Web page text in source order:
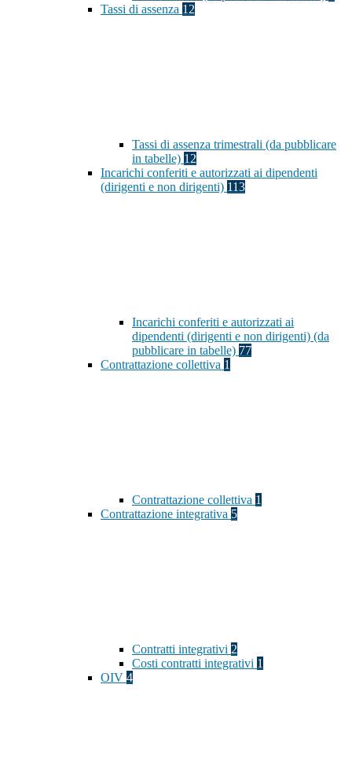
Tassi di assenza 12
Tassi di assenza trimestrali (da pubblicare
in tabelle) 12
Incarichi conferiti e autorizzati ai dipendenti
(dirigenti e non dirigenti) 113
Incarichi conferiti e autorizzati ai
dipendenti (dirigenti e non dirigenti) (da
pubblicare in tabelle) 77
Contrattazione collettiva 1
Contrattazione collettiva 1
Contrattazione integrativa 5
Contratti integrativi 2
Costi contratti integrativi 1
OIV 4